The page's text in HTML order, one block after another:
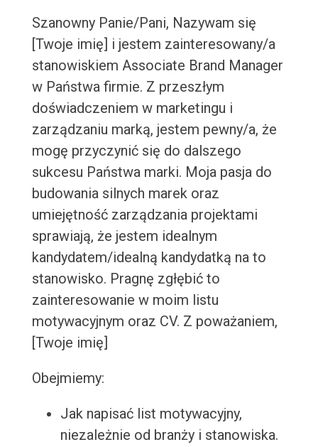
Szanowny Panie/Pani, Nazywam się
[Twoje imię] i jestem zainteresowany/a
stanowiskiem Associate Brand Manager
w Państwa firmie. Z przeszłym
doświadczeniem w marketingu i
zarządzaniu marką, jestem pewny/a, że
mogę przyczynić się do dalszego
sukcesu Państwa marki. Moja pasja do
budowania silnych marek oraz
umiejętność zarządzania projektami
sprawiają, że jestem idealnym
kandydatem/idealną kandydatką na to
stanowisko. Pragnę zgłębić to
zainteresowanie w moim listu
motywacyjnym oraz CV. Z poważaniem,
[Twoje imię]
Obejmiemy:
Jak napisać list motywacyjny,
niezależnie od branży i stanowiska.